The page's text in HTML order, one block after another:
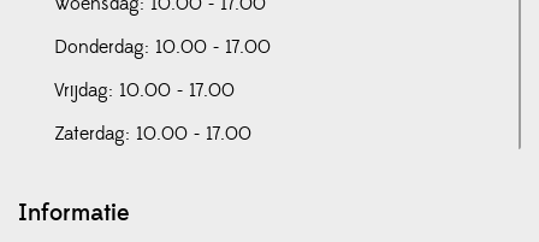
Donderdag: 10.00 - 17.00
Vrijdag: 10.00 - 17.00
Zaterdag: 10.00 - 17.00
Informatie